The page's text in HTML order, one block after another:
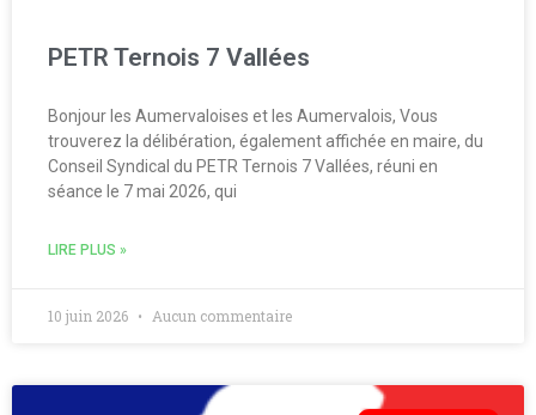
PETR Ternois 7 Vallées
Bonjour les Aumervaloises et les Aumervalois, Vous
trouverez la délibération, également affichée en maire, du
Conseil Syndical du PETR Ternois 7 Vallées, réuni en
séance le 7 mai 2026, qui
LIRE PLUS »
10 juin 2026 Aucun commentaire